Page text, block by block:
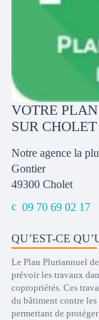
VOTRE
SUR CHOLET
Notre agence la
Gontier
49300 Cholet
09 70 69 02 17
QU’EST-CE
Le Plan Pluriannuel
prévoir les travaux
copropriétés. Ces
du bâtiment contre
permettant de